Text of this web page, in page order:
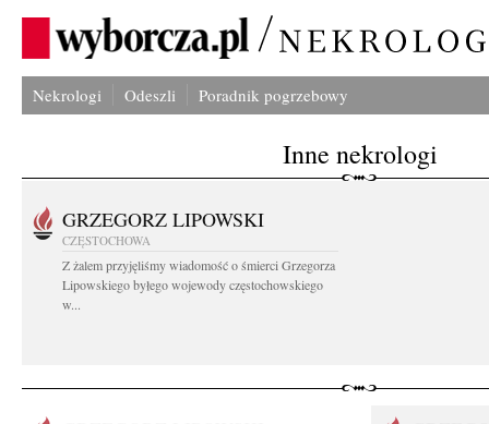
Nekrologi Odeszli Poradnik pogrzebowy
Inne nekrologi
GRZEGORZ LIPOWSKI
CZĘSTOCHOWA
Z żalem przyjęliśmy wiadomość o śmierci Grzegorza
Lipowskiego byłego wojewody częstochowskiego
w...